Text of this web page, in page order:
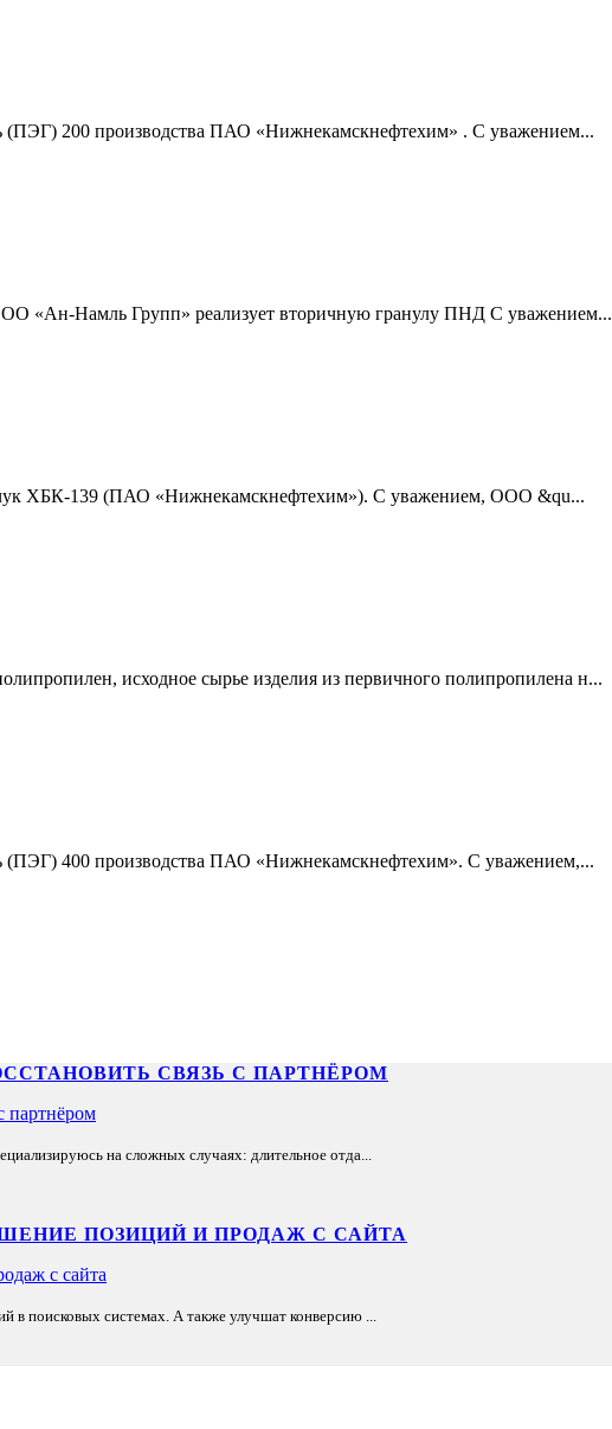
(ПЭГ) 200 производства ПАО «Нижнекамскнефтехим» . C уважением...
«Ан-Намль Групп» реализует вторичную гранулу ПНД C уважением...
ХБК-139 (ПАО «Нижнекамскнефтехим»). C уважением, ООО &qu...
исходное сырье изделия из первичного полипропилена н...
(ПЭГ) 400 производства ПАО «Нижнекамскнефтехим». C уважением,...
СВЯЗЬ С ПАРТНЁРОМ
на сложных случаях: длительное отда...
ПОЗИЦИЙ И ПРОДАЖ С САЙТА
в поисковых системах. А также улучшат конверсию ...